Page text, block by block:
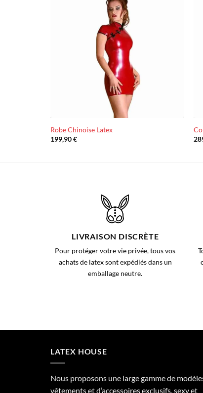
Robe Chinoise Latex
199,90€
LIVRAISON DISCRÈTE
Pour protéger votre vie privée, tous vos
achats de latex sont expédiés dans un
emballage neutre.
LATEX HOUSE
Nous proposons une large gamme de
vêtements et d’accessoires exclusifs, sexy et